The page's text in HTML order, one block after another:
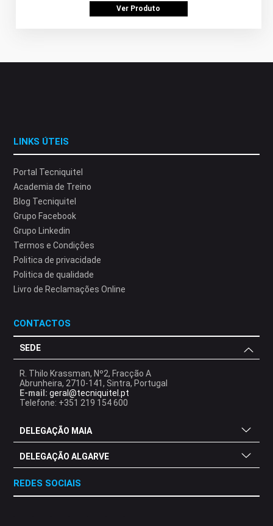
Ver Produto
LINKS ÚTEIS
Portal Tecniquitel
Academia de Treino
Blog Tecniquitel
Grupo Facebook
Grupo Linkedin
Termos e Condições
Politica de privacidade
Politica de qualidade
Livro de Reclamações Online
CONTACTOS
SEDE
R. Thilo Krassman, Nº2, Fracção A
Abrunheira, 2710-141, Sintra, Portugal
E-mail: geral@tecniquitel.pt
Telefone: +351 219 154 600
DELEGAÇÃO MAIA
DELEGAÇÃO ALGARVE
REDES SOCIAIS